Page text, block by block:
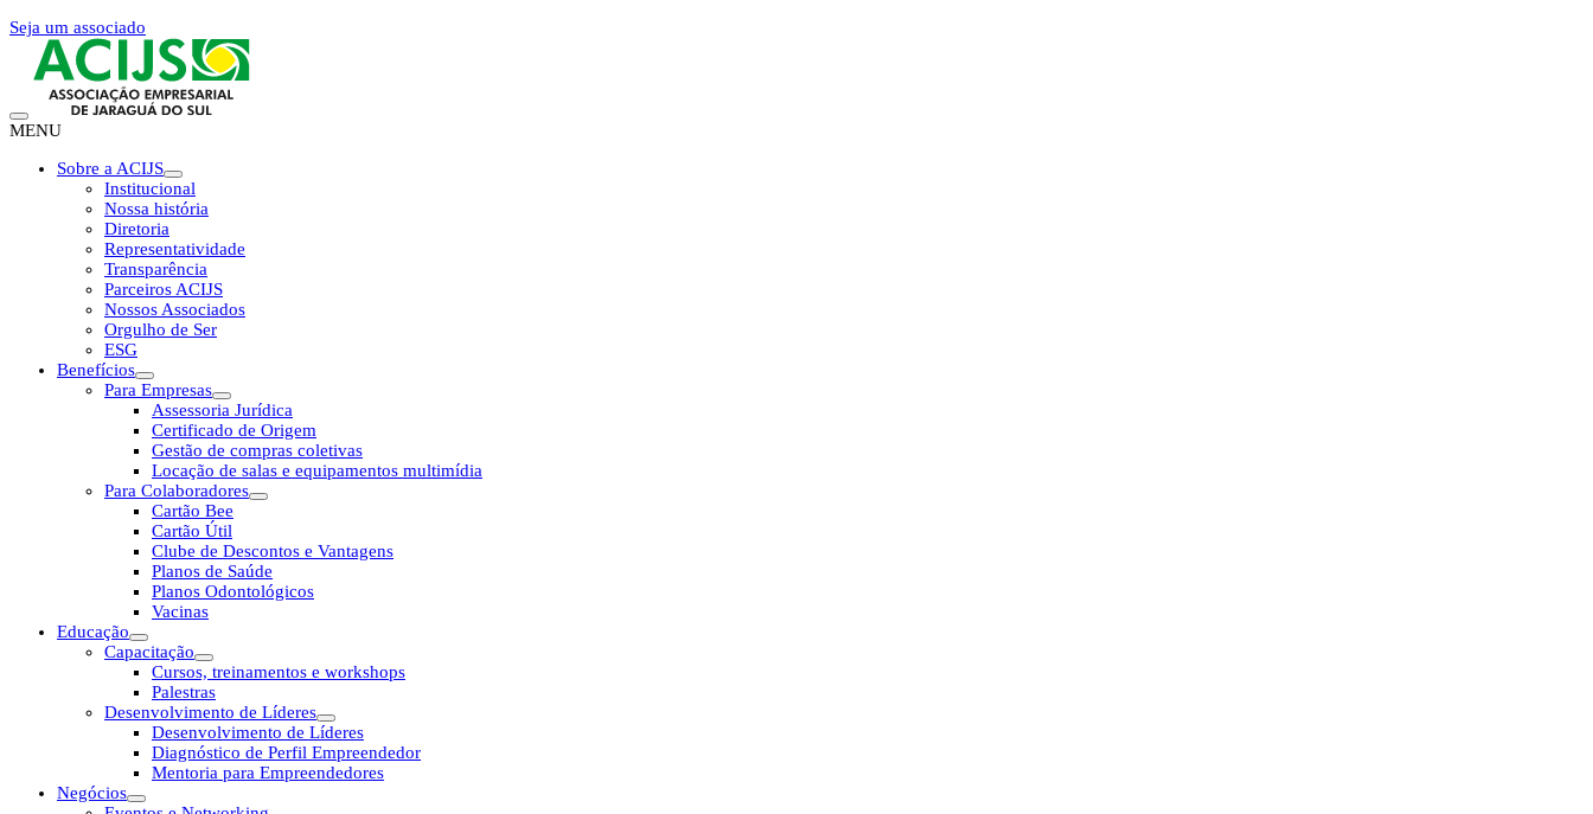
Seja um associado
MENU
Sobre a ACIJS
Institucional
Nossa história
Diretoria
Representatividade
Transparência
Parceiros ACIJS
Nossos Associados
Orgulho de Ser
ESG
Benefícios
Para Empresas
Assessoria Jurídica
Certificado de Origem
Gestão de compras coletivas
Locação de salas e equipamentos multimídia
Para Colaboradores
Cartão Bee
Cartão Útil
Clube de Descontos e Vantagens
Planos de Saúde
Planos Odontológicos
Vacinas
Educação
Capacitação
Cursos, treinamentos e workshops
Palestras
Desenvolvimento de Líderes
Desenvolvimento de Líderes
Diagnóstico de Perfil Empreendedor
Mentoria para Empreendedores
Negócios